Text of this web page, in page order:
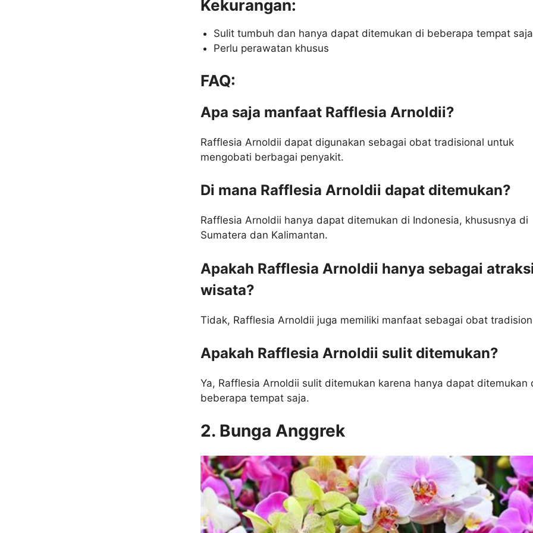
Kekurangan:
Sulit tumbuh dan hanya dapat ditemukan di beberapa tempat saja
Perlu perawatan khusus
FAQ:
Apa saja manfaat Rafflesia Arnoldii?
Rafflesia Arnoldii dapat digunakan sebagai obat tradisional untuk
mengobati berbagai penyakit.
Di mana Rafflesia Arnoldii dapat ditemukan?
Rafflesia Arnoldii hanya dapat ditemukan di Indonesia, khususnya di
Sumatera dan Kalimantan.
Apakah Rafflesia Arnoldii hanya sebagai
wisata?
Tidak, Rafflesia Arnoldii juga memiliki manfaat sebagai obat
Apakah Rafflesia Arnoldii sulit ditemukan?
Ya, Rafflesia Arnoldii sulit ditemukan karena hanya dapat ditemukan
beberapa tempat saja.
2. Bunga Anggrek